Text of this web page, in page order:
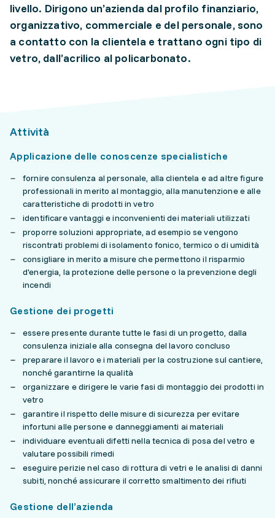
livello. Dirigono un’azienda dal profilo finanziario,
organizzativo, commerciale e del personale, sono
a contatto con la clientela e trattano ogni tipo di
vetro, dall’acrilico al policarbonato.
Attività
Applicazione delle conoscenze specialistiche
fornire consulenza al personale, alla clientela e ad altre figure
professionali in merito al montaggio, alla manutenzione e alle
caratteristiche di prodotti in vetro
identificare vantaggi e inconvenienti dei materiali utilizzati
proporre soluzioni appropriate, ad esempio se vengono
riscontrati problemi di isolamento fonico, termico o di umidità
consigliare in merito a misure che permettono il risparmio
d'energia, la protezione delle persone o la prevenzione degli
incendi
Gestione dei progetti
essere presente durante tutte le fasi di un progetto, dalla
consulenza iniziale alla consegna del lavoro concluso
preparare il lavoro e i materiali per la costruzione sul cantiere,
nonché garantirne la qualità
organizzare e dirigere le varie fasi di montaggio dei prodotti in
vetro
garantire il rispetto delle misure di sicurezza per evitare
infortuni alle persone e danneggiamenti ai materiali
individuare eventuali difetti nella tecnica di posa del vetro e
valutare possibili rimedi
eseguire perizie nel caso di rottura di vetri e le analisi di danni
subiti, nonché assicurare il corretto smaltimento dei rifiuti
Gestione dell’azienda